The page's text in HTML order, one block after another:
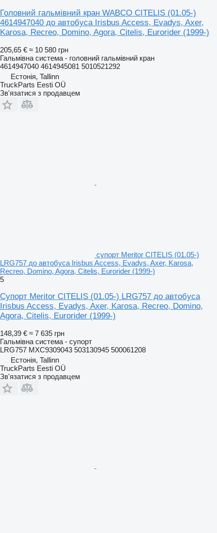
Головний гальмівний кран WABCO CITELIS (01.05-)
4614947040 до автобуса Irisbus Access, Evadys, Axer,
Karosa, Recreo, Domino, Agora, Citelis, Eurorider (1999-)
205,65 € ≈ 10 580 грн
Гальмівна система - головний гальмівний кран
4614947040 4614945081 5010521292
Естонія, Tallinn
TruckParts Eesti OÜ
Зв'язатися з продавцем
супорт Meritor CITELIS (01.05-)
LRG757 до автобуса Irisbus Access, Evadys, Axer, Karosa,
Recreo, Domino, Agora, Citelis, Eurorider (1999-)
5
Супорт Meritor CITELIS (01.05-) LRG757 до автобуса
Irisbus Access, Evadys, Axer, Karosa, Recreo, Domino,
Agora, Citelis, Eurorider (1999-)
148,39 € ≈ 7 635 грн
Гальмівна система - супорт
LRG757 MXC9309043 503130945 500061208
Естонія, Tallinn
TruckParts Eesti OÜ
Зв'язатися з продавцем